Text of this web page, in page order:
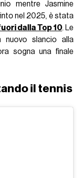
mentre Jasmine
nel 2025, è stata
dalla Top 10. Le
nuovo slancio alla
sogna una finale
il tennis